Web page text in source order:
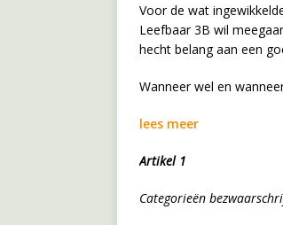
Voor de wat
Leefbaar 3B wil
hecht belang aan een
Wanneer wel en
lees meer
Artikel 1
Categorieën